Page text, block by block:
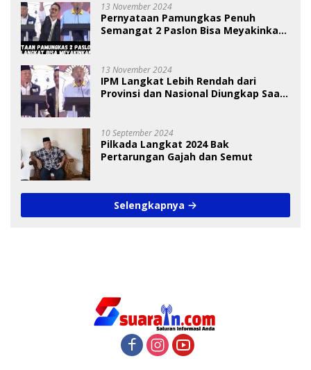
13 November 2024
Pernyataan Pamungkas Penuh
Semangat 2 Paslon Bisa Meyakinkan
13 November 2024
IPM Langkat Lebih Rendah dari
Provinsi dan Nasional Diungkap Saat
10 September 2024
Pilkada Langkat 2024 Bak
Pertarungan Gajah dan Semut
Selengkapnya